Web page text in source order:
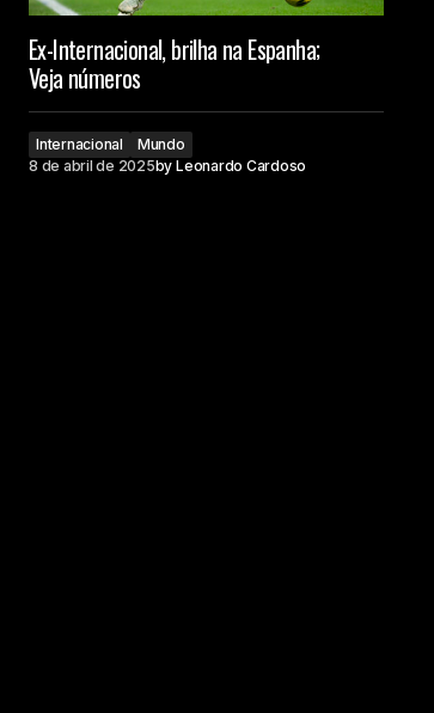
Ex-Internacional, brilha na Espanha;
Veja números
Internacional
Mundo
8 de abril de 2025by Leonardo Cardoso